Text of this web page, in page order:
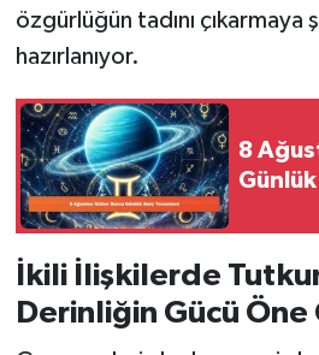
özgürlüğün tadını çıkarmaya
hazırlanıyor.
8
İkili İlişkilerde
Derinliğin Gücü Öne